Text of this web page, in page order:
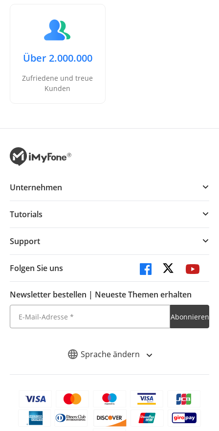
Über 2.000.000
Zufriedene und treue
Kunden
Sprache ändern
Unternehmen
Tutorials
Support
Folgen Sie uns
Newsletter bestellen | Neueste Themen erhalten